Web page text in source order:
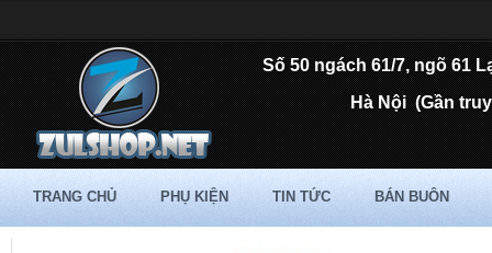
Số 50 ngách 61/7, ngõ 61
Hà Nội (Gần
TRANG CHỦ PHỤ KIỆN TIN TỨC BÁN BUÔN